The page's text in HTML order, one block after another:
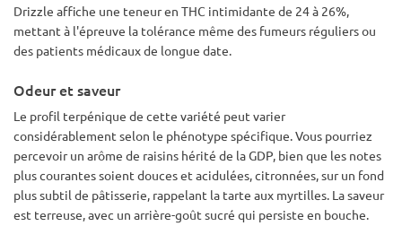
Drizzle affiche une teneur en THC intimidante de 24 à 26%,
mettant à l'épreuve la tolérance même des fumeurs réguliers ou
des patients médicaux de longue date.
Odeur et saveur
Le profil terpénique de cette variété peut varier
considérablement selon le phénotype spécifique. Vous pourriez
percevoir un arôme de raisins hérité de la GDP, bien que les notes
plus courantes soient douces et acidulées, citronnées, sur un fond
plus subtil de pâtisserie, rappelant la tarte aux myrtilles. La saveur
est terreuse, avec un arrière-goût sucré qui persiste en bouche.